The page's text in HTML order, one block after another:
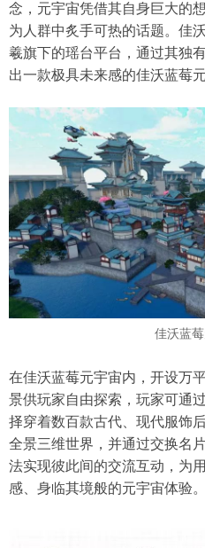
念，元宇宙凭借其自身巨大的
为人群中炙手可热的话题。佳
羲旗下的瑶台平台，通过其独
出一款极具未来感的佳沃蓝莓
佳沃蓝
在佳沃蓝莓元宇宙内，开设万
景供玩家自由探索，玩家可通
择穿着数百款古代、现代服饰
全景三维世界，并通过交换名
法实现彼此间的交流互动，为
感、身临其境般的元宇宙体验。